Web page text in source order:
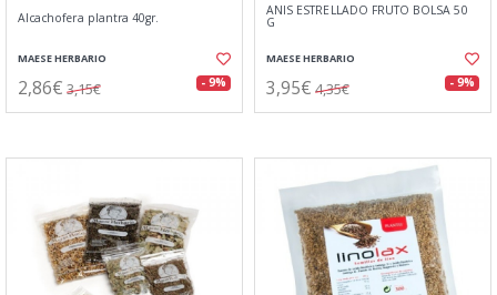
Alcachofera plantra 40gr.
MAESE HERBARIO
2,86€ 3,15€ - 9%
ANIS ESTRELLADO FRUTO BOLSA 50
G
MAESE HERBARIO
3,95€ 4,35€ - 9%